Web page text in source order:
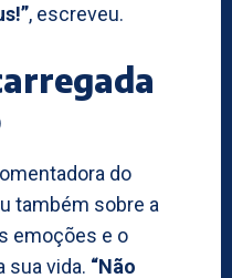
, escreveu.
do
também sobre a
emoções e o
sua vida. “Não